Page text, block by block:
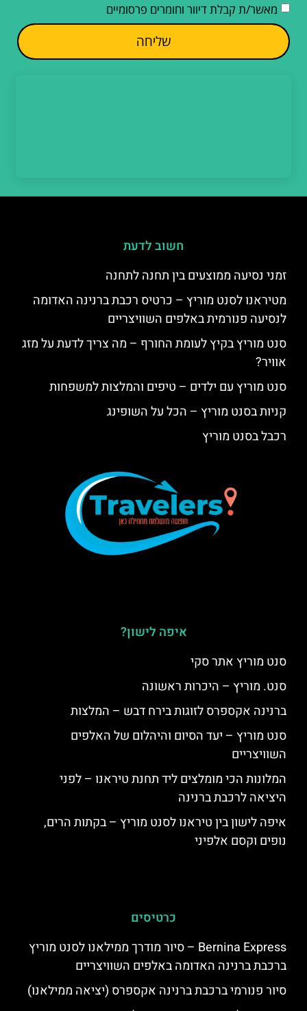
מאשר/ת קבלת דיוור וחומרים פרסומיים
שליחה
חשוב לדעת
זמני נסיעה ממוצעים בין תחנה לתחנה
מטיראנו לסנט מוריץ – כרטיס רכבת ברנינה האדומה
לנסיעה פנורמית באלפים השוויצריים
סנט מוריץ בקיץ לעומת החורף – מה צריך לדעת על מזג
אוויר?
סנט מוריץ עם ילדים – טיפים והמלצות למשפחות
קניות בסנט מוריץ – הכל על השופינג
רכבל בסנט מוריץ
איפה לישון?
סנט מוריץ אתר סקי
סנט. מוריץ – היכרות ראשונה
ברנינה אקספרס לזוגות בירח דבש – המלצות
סנט מוריץ – יעד הסיום והיהלום של האלפים
השוויצריים
המלונות הכי מומלצים ליד תחנת טיראנו – לפני
היציאה לרכבת ברנינה
איפה לישון בין טיראנו לסנט מוריץ – בקתות הרים,
נופים וקסם אלפיני
כרטיסים
Bernina Express – סיור מודרך ממילאנו לסנט מוריץ
ברכבת ברנינה האדומה באלפים השוויצריים
סיור פנורמי ברכבת ברנינה אקספרס (יציאה ממילאנו)